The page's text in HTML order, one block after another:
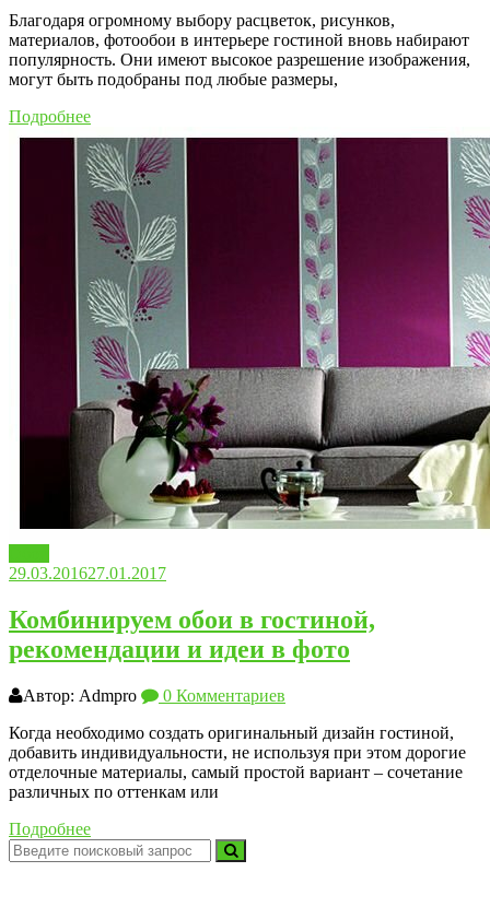
Благодаря огромному выбору расцветок, рисунков,
материалов, фотообои в интерьере гостиной вновь набирают
популярность. Они имеют высокое разрешение изображения,
могут быть подобраны под любые размеры,
Подробнее
29.03.201627.01.2017
Комбинируем обои в гостиной,
рекомендации и идеи в фото
Автор: Admpro
0 Комментариев
Когда необходимо создать оригинальный дизайн гостиной,
добавить индивидуальности, не используя при этом дорогие
отделочные материалы, самый простой вариант – сочетание
различных по оттенкам или
Подробнее